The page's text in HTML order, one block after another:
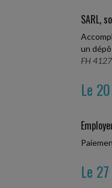
SARL,
un
FH
Le
Le